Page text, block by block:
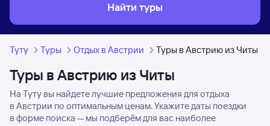
Найти туры
Туту Туры Отдых в Австрии Туры в Австрию из Читы
Туры в Австрию из Читы
На Туту вы найдете лучшие предложения для отдыха
в Австрии по оптимальным ценам. Укажите даты поездки
в форме поиска — мы подберём для вас наиболее